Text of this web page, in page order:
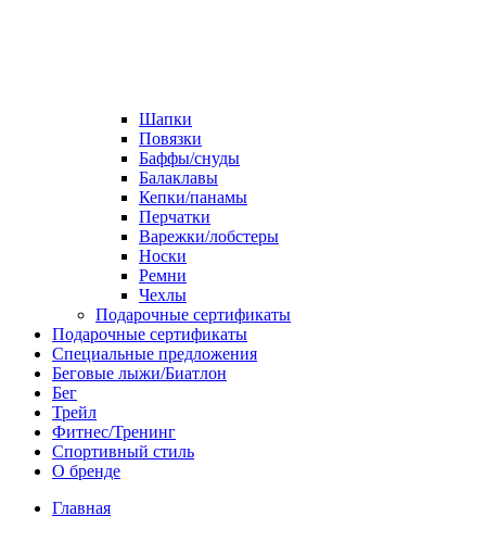
Шапки
Повязки
Баффы/снуды
Балаклавы
Кепки/панамы
Перчатки
Варежки/лобстеры
Носки
Ремни
Чехлы
Подарочные сертификаты
Подарочные сертификаты
Специальные предложения
Беговые лыжи/Биатлон
Бег
Трейл
Фитнес/Тренинг
Спортивный стиль
О бренде
Главная